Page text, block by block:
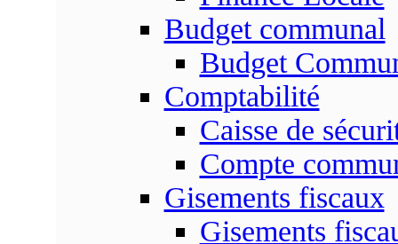
Budget communal
Budget
Comptabilité
Caisse de
Compte
Gisements fiscaux
Gisements